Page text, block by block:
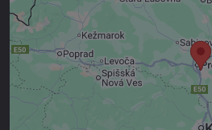
Voľbami súkromia
Prajete si načítať externý obsah?
Povoliť tentokrát
Povoliť a zapamätať - súhlas s
druhom cookie: Funkčné